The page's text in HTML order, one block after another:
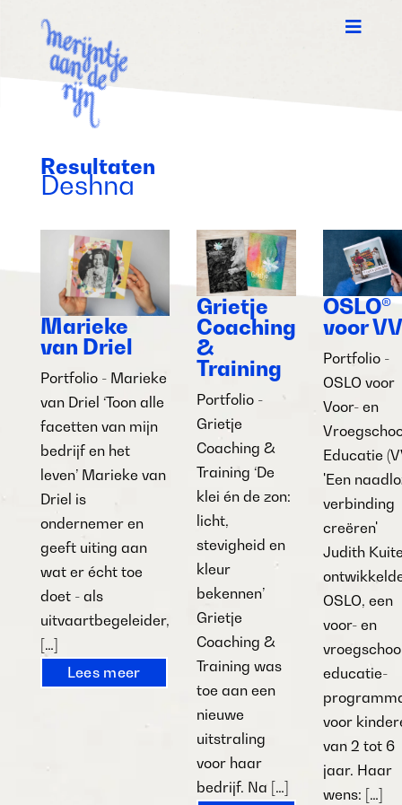

Resultaten
Deshna
Marieke
van Driel
Portfolio - Marieke
van Driel ‘Toon alle
facetten van mijn
bedrijf en het
leven’ Marieke van
Driel is
ondernemer en
geeft uiting aan
wat er écht toe
doet - als
uitvaartbegeleider,
[…]
Lees meer
Grietje
Coaching
&
Training
Portfolio -
Grietje
Coaching &
Training ‘De
klei én de zon:
licht,
stevigheid en
kleur
bekennen’
Grietje
Coaching &
Training was
toe aan een
nieuwe
uitstraling
voor haar
bedrijf. Na […]
OSLO®
voor
Portfolio -
OSLO voor
Voor- en
Educatie
'Een
verbinding
creëren'
Judith
OSLO, een
voor- en
educatie-
voor
van 2 tot 6
jaar. Haar
wens: […]